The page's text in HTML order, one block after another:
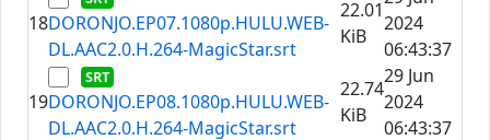
18DORONJO.EP07.1080p.HULU.WEB-
DL.AAC2.0.H.264-MagicStar.srt
22.01
KiB
2024
06:43:37
19DORONJO.EP08.1080p.HULU.WEB-
DL.AAC2.0.H.264-MagicStar.srt
22.74
KiB
29 Jun
2024
06:43:37